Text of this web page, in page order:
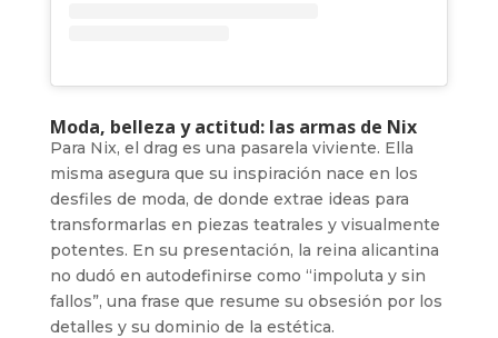
Moda, belleza y actitud: las armas de Nix
Para Nix, el drag es una pasarela viviente. Ella
misma asegura que su inspiración nace en los
desfiles de moda, de donde extrae ideas para
transformarlas en piezas teatrales y visualmente
potentes. En su presentación, la reina alicantina
no dudó en autodefinirse como “impoluta y sin
fallos”, una frase que resume su obsesión por los
detalles y su dominio de la estética.